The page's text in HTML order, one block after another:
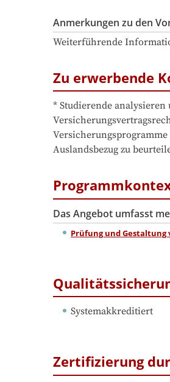
Anmerkungen zu den
Weiterführende
Zu erwerbende
* Studierende
Auslandsbezug zu
Das Angebot umfasst
Prüfung und Gestaltung
Systemakkreditiert
Zertifizierung